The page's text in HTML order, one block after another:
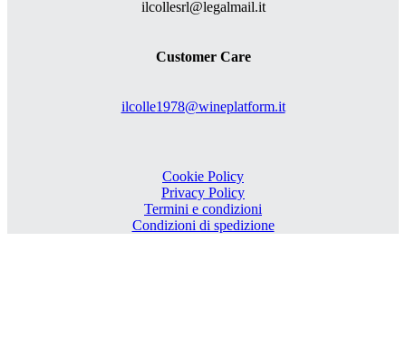
ilcollesrl@legalmail.it
Customer Care
ilcolle1978@wineplatform.it
Cookie Policy
Privacy Policy
Termini e condizioni
Condizioni di spedizione